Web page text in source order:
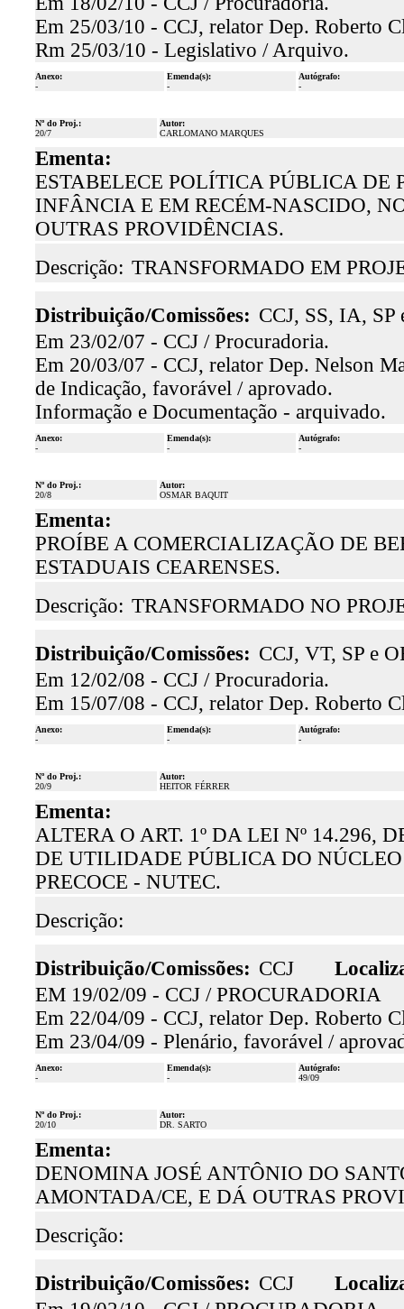
Em 25/03/10 - CCJ, relator Dep. Roberto
Rm 25/03/10 - Legislativo / Arquivo.
Anexo:
-
Emenda(s):
-
Autógrafo:
-
Nº do Proj.:
20/7
Autor:
CARLOMANO MARQUES
Ementa:
ESTABELECE POLÍTICA PÚBLICA DE
INFÂNCIA E EM RECÉM-NASCIDO,
OUTRAS PROVIDÊNCIAS.
Descrição: TRANSFORMADO EM
Distribuição/Comissões: CCJ, SS, IA, SP
Em 23/02/07 - CCJ / Procuradoria.
Em 20/03/07 - CCJ, relator Dep. Nelson
de Indicação, favorável / aprovado.
Informação e Documentação - arquivado.
Anexo:
-
Emenda(s):
-
Autógrafo:
-
Nº do Proj.:
20/8
Autor:
OSMAR BAQUIT
Ementa:
PROÍBE A COMERCIALIZAÇÃO DE
ESTADUAIS CEARENSES.
Descrição: TRANSFORMADO NO
Distribuição/Comissões: CCJ, VT, SP e
Em 12/02/08 - CCJ / Procuradoria.
Em 15/07/08 - CCJ, relator Dep. Roberto
Anexo:
-
Emenda(s):
-
Autógrafo:
-
Nº do Proj.:
20/9
Autor:
HEITOR FÉRRER
Ementa:
ALTERA O ART. 1º DA LEI Nº 14.296,
DE UTILIDADE PÚBLICA DO
PRECOCE - NUTEC.
Descrição:
Distribuição/Comissões: CCJ
EM 19/02/09 - CCJ / PROCURADORIA
Em 22/04/09 - CCJ, relator Dep. Roberto
Em 23/04/09 - Plenário, favorável /
Anexo:
-
Emenda(s):
-
Autógrafo:
49/09
Nº do Proj.:
20/10
Autor:
DR. SARTO
Ementa:
DENOMINA JOSÉ ANTÔNIO DO
AMONTADA/CE, E DÁ OUTRAS
Descrição:
Distribuição/Comissões: CCJ